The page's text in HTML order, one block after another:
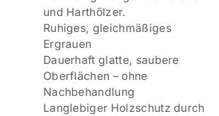
und Harthölzer.
Ruhiges, gleichmäßiges
Ergrauen
Dauerhaft glatte, saubere
Oberflächen – ohne
Nachbehandlung
Langlebiger Holzschutz durch